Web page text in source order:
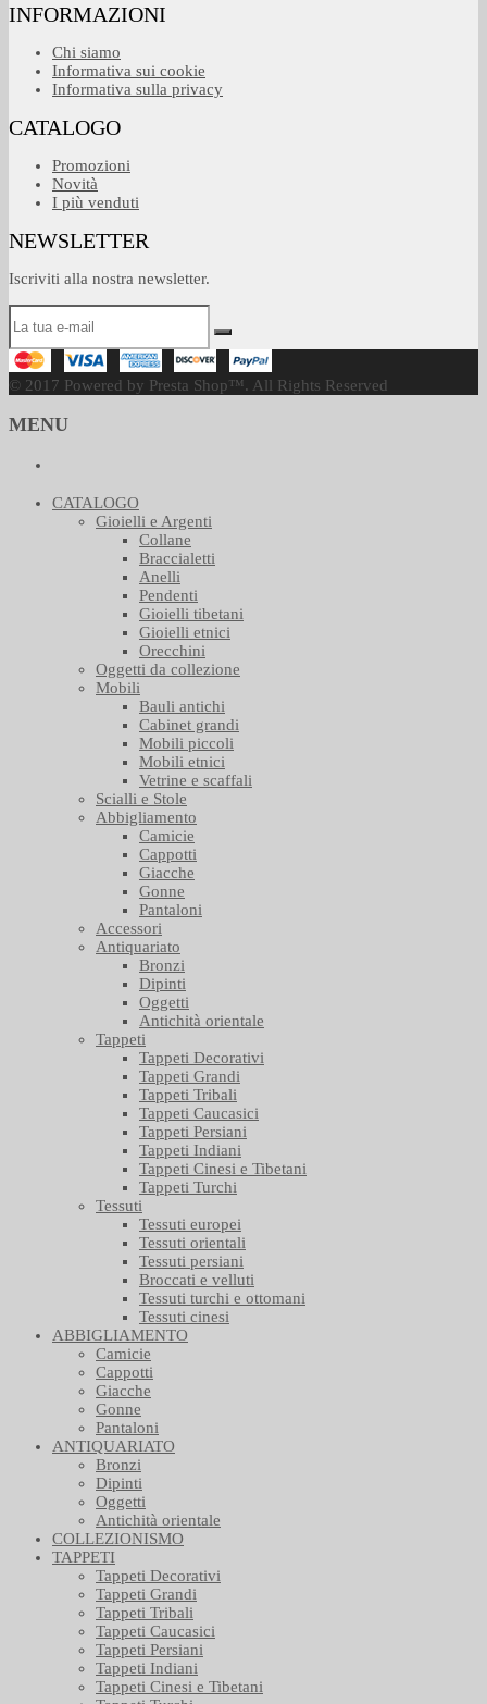
INFORMAZIONI
Chi siamo
Informativa sui cookie
Informativa sulla privacy
CATALOGO
Promozioni
Novità
I più venduti
NEWSLETTER
Iscriviti alla nostra newsletter.
© 2017 Powered by Presta Shop™. All Rights Reserved
MENU
CATALOGO
Gioielli e Argenti
Collane
Braccialetti
Anelli
Pendenti
Gioielli tibetani
Gioielli etnici
Orecchini
Oggetti da collezione
Mobili
Bauli antichi
Cabinet grandi
Mobili piccoli
Mobili etnici
Vetrine e scaffali
Scialli e Stole
Abbigliamento
Camicie
Cappotti
Giacche
Gonne
Pantaloni
Accessori
Antiquariato
Bronzi
Dipinti
Oggetti
Antichità orientale
Tappeti
Tappeti Decorativi
Tappeti Grandi
Tappeti Tribali
Tappeti Caucasici
Tappeti Persiani
Tappeti Indiani
Tappeti Cinesi e Tibetani
Tappeti Turchi
Tessuti
Tessuti europei
Tessuti orientali
Tessuti persiani
Broccati e velluti
Tessuti turchi e ottomani
Tessuti cinesi
ABBIGLIAMENTO
Camicie
Cappotti
Giacche
Gonne
Pantaloni
ANTIQUARIATO
Bronzi
Dipinti
Oggetti
Antichità orientale
COLLEZIONISMO
TAPPETI
Tappeti Decorativi
Tappeti Grandi
Tappeti Tribali
Tappeti Caucasici
Tappeti Persiani
Tappeti Indiani
Tappeti Cinesi e Tibetani